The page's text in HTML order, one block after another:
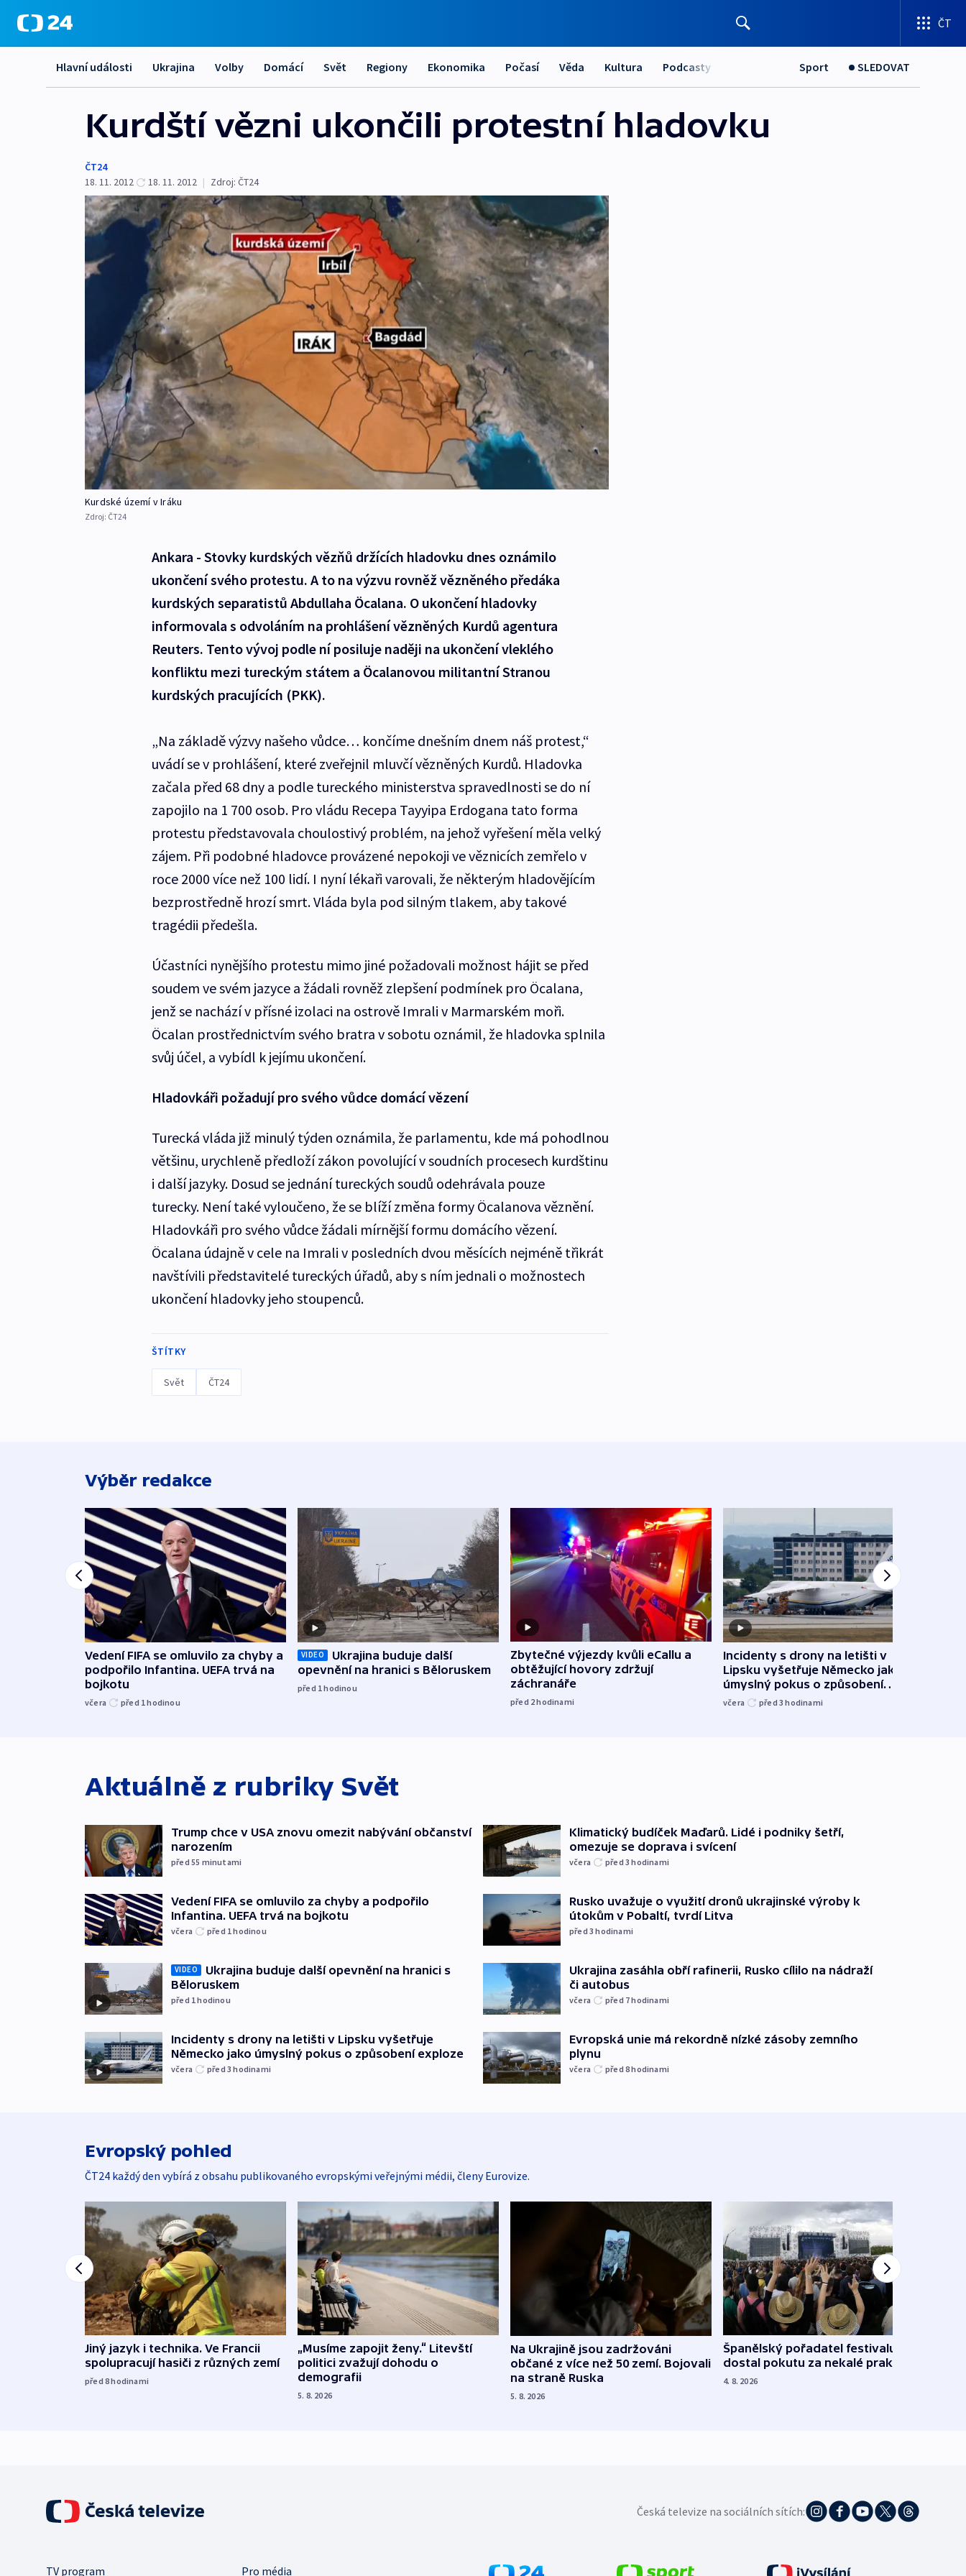
ČT
Hlavní události Ukrajina Volby Domácí Svět Regiony Ekonomika Počasí Věda Kultura Podcasty Sport SLEDOVAT
Kurdští vězni ukončili protestní hladovku
ČT24
18. 11. 2012
18. 11. 2012 | Zdroj: ČT24
Kurdské území v Iráku
Zdroj: ČT24
Ankara - Stovky kurdských vězňů držících hladovku dnes oznámilo
ukončení svého protestu. A to na výzvu rovněž vězněného předáka
kurdských separatistů Abdullaha Öcalana. O ukončení hladovky
informovala s odvoláním na prohlášení vězněných Kurdů agentura
Reuters. Tento vývoj podle ní posiluje naději na ukončení vleklého
konfliktu mezi tureckým státem a Öcalanovou militantní Stranou
kurdských pracujících (PKK).
„Na základě výzvy našeho vůdce… končíme dnešním dnem náš protest,“
uvádí se v prohlášení, které zveřejnil mluvčí vězněných Kurdů. Hladovka
začala před 68 dny a podle tureckého ministerstva spravedlnosti se do ní
zapojilo na 1 700 osob. Pro vládu Recepa Tayyipa Erdogana tato forma
protestu představovala choulostivý problém, na jehož vyřešení měla velký
zájem. Při podobné hladovce provázené nepokoji ve věznicích zemřelo v
roce 2000 více než 100 lidí. I nyní lékaři varovali, že některým hladovějícím
bezprostředně hrozí smrt. Vláda byla pod silným tlakem, aby takové
tragédii předešla.
Účastníci nynějšího protestu mimo jiné požadovali možnost hájit se před
soudem ve svém jazyce a žádali rovněž zlepšení podmínek pro Öcalana,
jenž se nachází v přísné izolaci na ostrově Imrali v Marmarském moři.
Öcalan prostřednictvím svého bratra v sobotu oznámil, že hladovka splnila
svůj účel, a vybídl k jejímu ukončení.
Hladovkáři požadují pro svého vůdce domácí vězení
Turecká vláda již minulý týden oznámila, že parlamentu, kde má pohodlnou
většinu, urychleně předloží zákon povolující v soudních procesech kurdštinu
i další jazyky. Dosud se jednání tureckých soudů odehrávala pouze
turecky. Není také vyloučeno, že se blíží změna formy Öcalanova věznění.
Hladovkáři pro svého vůdce žádali mírnější formu domácího vězení.
Öcalana údajně v cele na Imrali v posledních dvou měsících nejméně třikrát
navštívili představitelé tureckých úřadů, aby s ním jednali o možnostech
ukončení hladovky jeho stoupenců.
ŠTÍTKY
Svět ČT24
Výběr redakce
Vedení FIFA se omluvilo za chyby a
podpořilo Infantina. UEFA trvá na
bojkotu
včera před 1hodinou
VIDEO
Ukrajina buduje další
opevnění na hranici s Běloruskem
před 1hodinou
Zbytečné výjezdy kvůli eCallu a
obtěžující hovory zdržují
záchranáře
před 2hodinami
Incidenty s drony na letišti v
Lipsku vyšetřuje Německo jako
úmyslný pokus o způsobení
exploze
včera před 3hodinami
Aktuálně z rubriky Svět
Trump chce v USA znovu omezit nabývání občanství
narozením
před 55 minutami
Vedení FIFA se omluvilo za chyby a podpořilo
Infantina. UEFA trvá na bojkotu
včera před 1hodinou
VIDEO
Ukrajina buduje další opevnění na hranici s
Běloruskem
před 1hodinou
Incidenty s drony na letišti v Lipsku vyšetřuje
Německo jako úmyslný pokus o způsobení exploze
včera před 3hodinami
Klimatický budíček Maďarů. Lidé i podniky šetří,
omezuje se doprava i svícení
včera před 3hodinami
Rusko uvažuje o využití dronů ukrajinské výroby k
útokům v Pobaltí, tvrdí Litva
před 3hodinami
Ukrajina zasáhla obří rafinerii, Rusko cílilo na nádraží
či autobus
včera před 7hodinami
Evropská unie má rekordně nízké zásoby zemního
plynu
včera před 8hodinami
Evropský pohled
ČT24 každý den vybírá z obsahu publikovaného evropskými veřejnými médii, členy Eurovize.
Jiný jazyk i technika. Ve Francii
spolupracují hasiči z různých zemí
před 8hodinami
„Musíme zapojit ženy.“ Litevští
politici zvažují dohodu o
demografii
5. 8. 2026
Na Ukrajině jsou zadržováni
občané z více než 50 zemí. Bojovali
na straně Ruska
5. 8. 2026
Španělský pořadatel festivalu
dostal pokutu za nekalé praktiky
4. 8. 2026
Česká televize na sociálních sítích:
TV program Pro média